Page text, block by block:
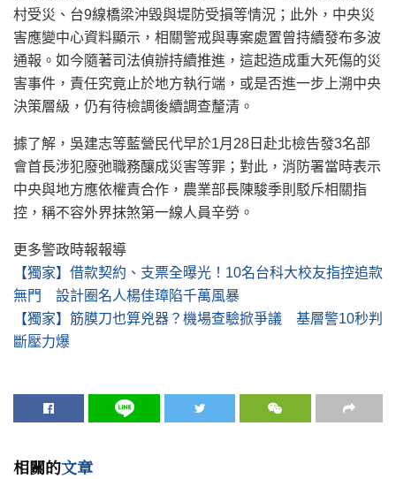
村受災、台9線橋梁沖毀與堤防受損等情況；此外，中央災
害應變中心資料顯示，相關警戒與專案處置曾持續發布多波
通報。如今隨著司法偵辦持續推進，這起造成重大死傷的災
害事件，責任究竟止於地方執行端，或是否進一步上溯中央
決策層級，仍有待檢調後續調查釐清。
據了解，吳建志等藍營民代早於1月28日赴北檢告發3名部
會首長涉犯廢弛職務釀成災害等罪；對此，消防署當時表示
中央與地方應依權責合作，農業部長陳駿季則駁斥相關指
控，稱不容外界抹煞第一線人員辛勞。
更多警政時報報導
【獨家】借款契約、支票全曝光！10名台科大校友指控追款
無門 設計圈名人楊佳璋陷千萬風暴
【獨家】筋膜刀也算兇器？機場查驗掀爭議 基層警10秒判
斷壓力爆
相關的文章